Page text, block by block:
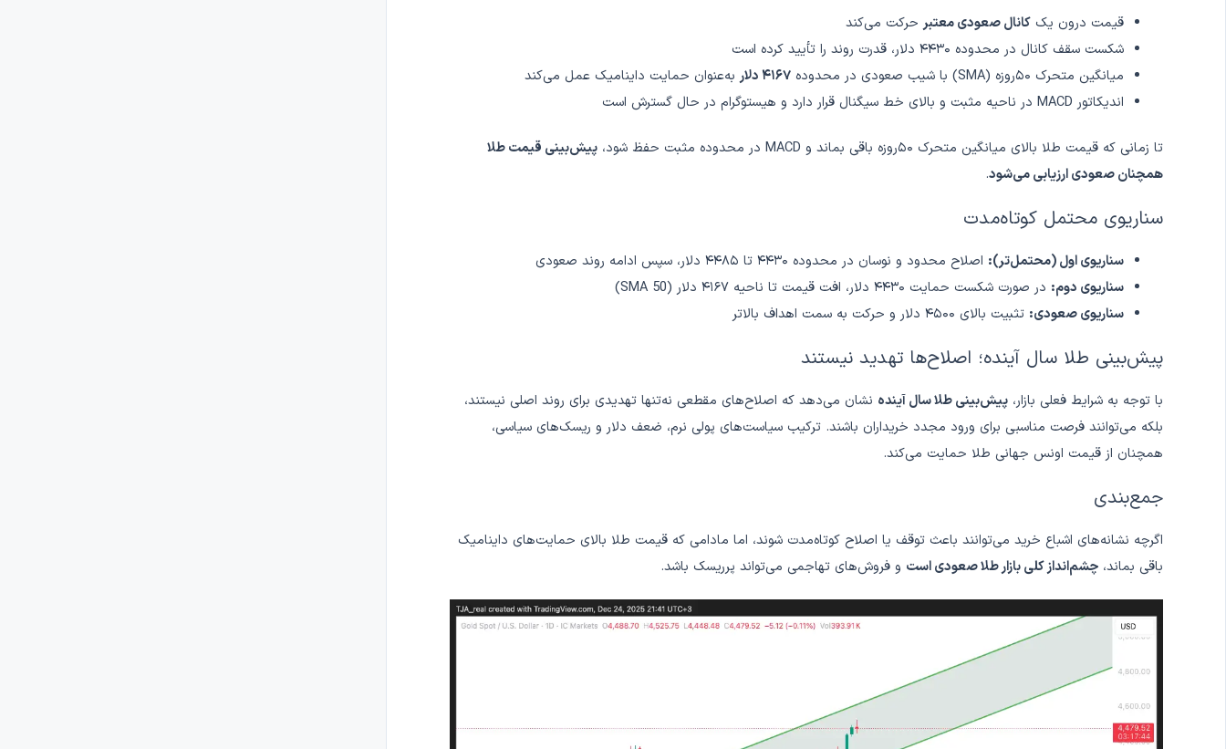
قیمت درون یککانال صعودی معتبر حرکت می‌کند
شکست سقف کانال در محدوده ۴۴۳۰ دلار، قدرت روند را تأیید کرده است
میانگین متحرک ۵۰روزه (SMA) با شیب صعودی در محدوده
۴۱۶۷ دلار
به‌عنوان حمایت داینامیک عمل می‌کند
اندیکاتور MACD در ناحیه مثبت و بالای خط سیگنال قرار دارد و هیستوگرام در حال گسترش است
تا زمانی که قیمت طلا بالای میانگین متحرک ۵۰روزه باقی بماند و MACD در محدوده مثبت حفظ شود،
پیش‌بینی قیمت طلا
همچنان صعودی ارزیابی می‌شود.
سناریوی محتمل کوتاه‌مدت
سناریوی اول (محتمل‌تر): اصلاح محدود و نوسان در محدوده ۴۴۳۰ تا ۴۴۸۵ دلار، سپس ادامه روند صعودی
سناریوی دوم: در صورت شکست حمایت ۴۴۳۰ دلار، افت قیمت تا ناحیه ۴۱۶۷ دلار (SMA 50)
سناریوی صعودی: تثبیت بالای ۴۵۰۰ دلار و حرکت به سمت اهداف بالاتر
پیش‌بینی طلا سال آینده؛ اصلاح‌ها تهدید نیستند
با توجه به شرایط فعلی بازار، پیش‌بینی طلا سال آینده نشان می‌دهد که اصلاح‌های مقطعی نه‌تنها تهدیدی برای روند اصلی نیستند،
بلکه می‌توانند فرصت مناسبی برای ورود مجدد خریداران باشند. ترکیب سیاست‌های پولی نرم، ضعف دلار و ریسک‌های سیاسی،
همچنان از قیمت اونس جهانی طلا حمایت می‌کند.
جمع‌بندی
اگرچه نشانه‌های اشباع خرید می‌توانند باعث توقف یا اصلاح کوتاه‌مدت شوند، اما مادامی که قیمت طلا بالای حمایت‌های داینامیک
باقی بماند، چشم‌انداز کلی بازار طلا صعودی است و فروش‌های تهاجمی می‌تواند پرریسک باشد.